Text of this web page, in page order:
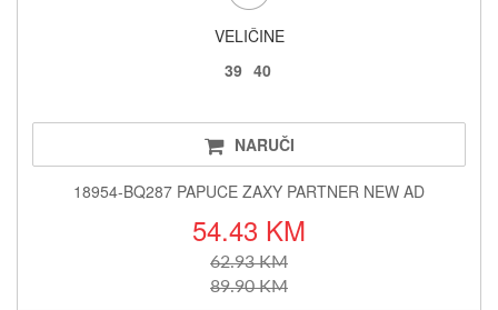
VELIČINE
39 40
NARUČI
18954-BQ287 PAPUCE ZAXY PARTNER NEW AD
54.43 KM
62.93 KM
89.90 KM